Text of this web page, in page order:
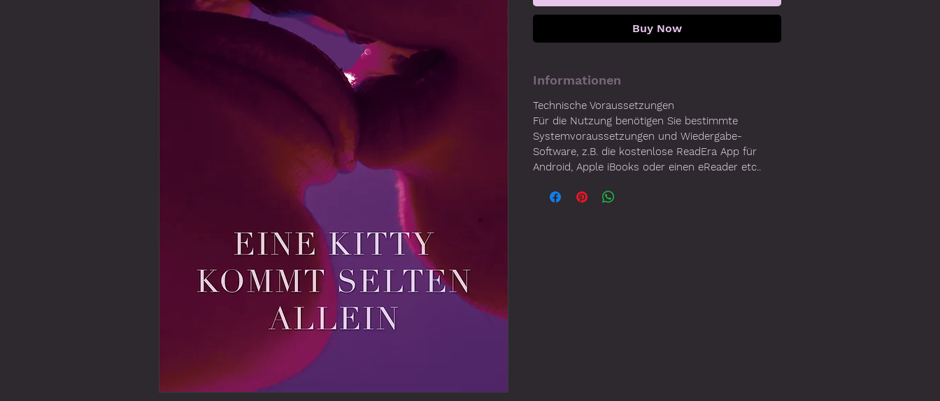
Buy Now
Informationen
Technische Voraussetzungen
Für die Nutzung benötigen Sie bestimmte
Systemvoraussetzungen und Wiedergabe-
Software, z.B. die kostenlose ReadEra App für
Android, Apple iBooks oder einen eReader etc..